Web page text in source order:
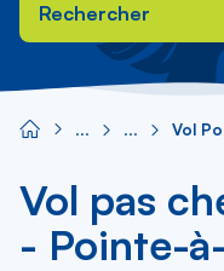
Rechercher
Vol
Vol pas
- Pointe-